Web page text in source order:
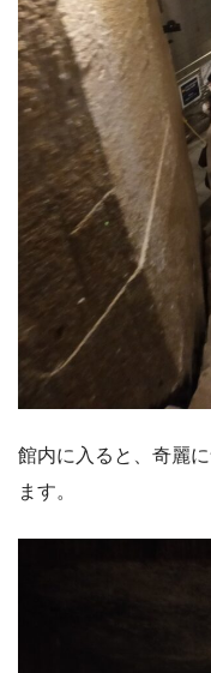
館内に入ると、奇麗
ます。